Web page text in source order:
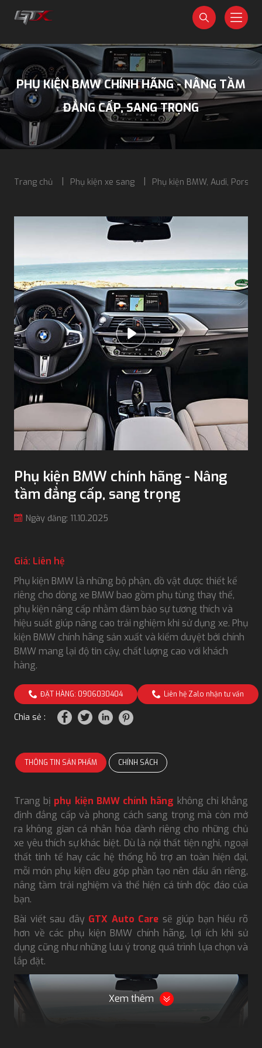
PHỤ KIỆN BMW CHÍNH HÃNG - NÂNG TẦM
ĐẲNG CẤP, SANG TRỌNG
Trang chủ Phụ kiện xe sang Phụ kiện BMW, Audi, Porsche
Phụ kiện BMW chính hãng - Nâng
tầm đẳng cấp, sang trọng
Ngày đăng: 11.10.2025
Giá: Liên hệ
Phụ kiện BMW là những bộ phận, đồ vật được thiết kế
riêng cho dòng xe BMW bao gồm phụ tùng thay thế,
phụ kiện nâng cấp nhằm đảm bảo sự tương thích và
hiệu suất giúp nâng cao trải nghiệm khi sử dụng xe. Phụ
kiện BMW chính hãng sản xuất và kiểm duyệt bởi chính
BMW mang lại độ tin cậy, chất lượng cao với khách
hàng.
ĐẶT HÀNG: 0906030404 Liên hệ Zalo nhận tư vấn
Chia sẻ :
THÔNG TIN SẢN PHẨM CHÍNH SÁCH
Trang bị phụ kiện BMW chính hãng không chỉ khẳng
định đẳng cấp và phong cách sang trọng mà còn mở
ra không gian cá nhân hóa dành riêng cho những chủ
xe yêu thích sự khác biệt. Dù là nội thất tiện nghi, ngoại
thất tinh tế hay các hệ thống hỗ trợ an toàn hiện đại,
mỗi món phụ kiện đều góp phần tạo nên dấu ấn riêng,
nâng tầm trải nghiệm và thể hiện cá tính độc đáo của
bạn.
Bài viết sau đây GTX Auto Care sẽ giúp bạn hiểu rõ
hơn về các phụ kiện BMW chính hãng, lợi ích khi sử
dụng cũng như những lưu ý trong quá trình lựa chọn và
lắp đặt.
Xem thêm